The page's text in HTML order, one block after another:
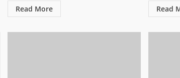
Read More Read